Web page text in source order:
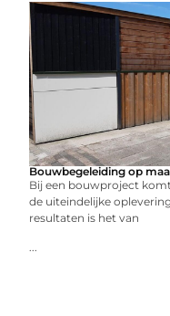
Bouwbegeleiding op
Bij een bouwproject
de uiteindelijke
resultaten is het van
...